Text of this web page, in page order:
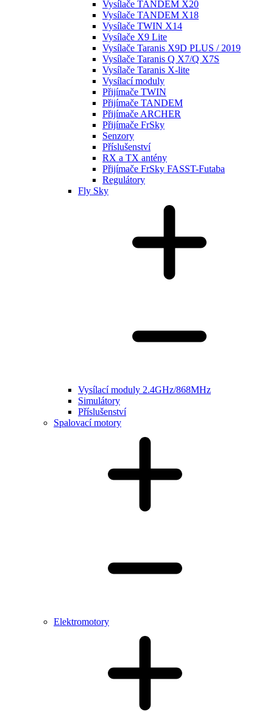
Vysílače TANDEM X20
Vysílače TANDEM X18
Vysílače TWIN X14
Vysílače X9 Lite
Vysílače Taranis X9D PLUS / 2019
Vysílače Taranis Q X7/Q X7S
Vysílače Taranis X-lite
Vysílací moduly
Přijímače TWIN
Přijímače TANDEM
Přijímače ARCHER
Přijímače FrSky
Senzory
Příslušenství
RX a TX antény
Přijímače FrSky FASST-Futaba
Regulátory
Fly Sky
Vysílací moduly 2.4GHz/868MHz
Simulátory
Příslušenství
Spalovací motory
Elektromotory